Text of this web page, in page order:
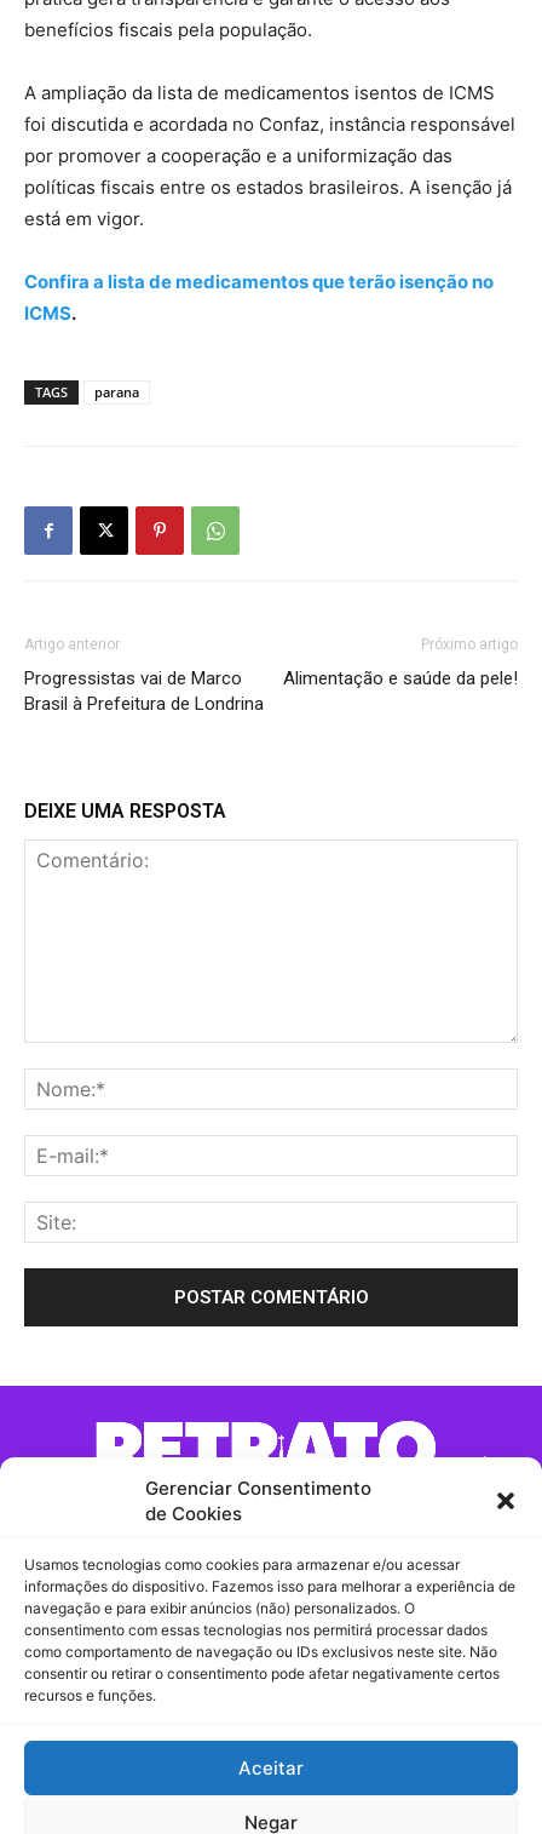
Gerenciar Consentimento
de Cookies
Usamos tecnologias como cookies para armazenar e/ou acessar
informações do dispositivo. Fazemos isso para melhorar a experiência de
navegação e para exibir anúncios (não) personalizados. O
consentimento com essas tecnologias nos permitirá processar dados
como comportamento de navegação ou IDs exclusivos neste site. Não
consentir ou retirar o consentimento pode afetar negativamente certos
recursos e funções.
Aceitar
Negar
benefícios fiscais pela população.
A ampliação da lista de medicamentos isentos de ICMS
foi discutida e acordada no Confaz, instância responsável
por promover a cooperação e a uniformização das
políticas fiscais entre os estados brasileiros. A isenção já
está em vigor.
Confira a lista de medicamentos que terão isenção no
ICMS.
TAGS parana
Artigo anterior
Progressistas vai de Marco
Brasil à Prefeitura de Londrina
Próximo artigo
Alimentação e saúde da pele!
DEIXE UMA RESPOSTA
Contato:
Comercial / Redação
contato@retratomaringa.com.br
Recebidos
Chama no Whatsapp!